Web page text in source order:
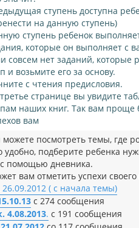
ступень доступна
на данную ступень)
ступень ребенок
которые он выполняет с
совсем нет заданий,
и возьмите его за основу.
с чтения предисловия.
странице вы увидите
наших книг. Так вам проще
вам
можете посмотреть темы, где
удобно, подберите ребенка
помощью дневника.
вам отметить успехи
( с начала темы)
c 274 сообщения
4.08.2013. с 191 сообщения